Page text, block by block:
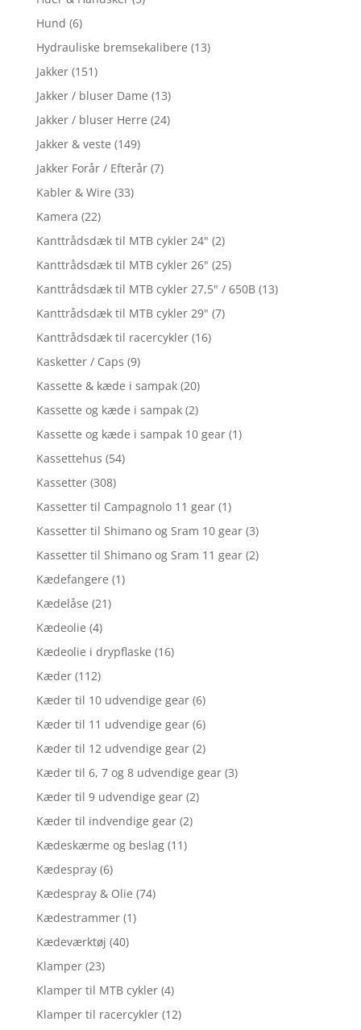
Hund (6)
Hydrauliske bremsekalibere (13)
Jakker (151)
Jakker / bluser Dame (13)
Jakker / bluser Herre (24)
Jakker & veste (149)
Jakker Forår / Efterår (7)
Kabler & Wire (33)
Kamera (22)
Kanttrådsdæk til MTB cykler 24" (2)
Kanttrådsdæk til MTB cykler 26" (25)
Kanttrådsdæk til MTB cykler 27,5" / 650B (13)
Kanttrådsdæk til MTB cykler 29" (7)
Kanttrådsdæk til racercykler (16)
Kasketter / Caps (9)
Kassette & kæde i sampak (20)
Kassette og kæde i sampak (2)
Kassette og kæde i sampak 10 gear (1)
Kassettehus (54)
Kassetter (308)
Kassetter til Campagnolo 11 gear (1)
Kassetter til Shimano og Sram 10 gear (3)
Kassetter til Shimano og Sram 11 gear (2)
Kædefangere (1)
Kædelåse (21)
Kædeolie (4)
Kædeolie i drypflaske (16)
Kæder (112)
Kæder til 10 udvendige gear (6)
Kæder til 11 udvendige gear (6)
Kæder til 12 udvendige gear (2)
Kæder til 6, 7 og 8 udvendige gear (3)
Kæder til 9 udvendige gear (2)
Kæder til indvendige gear (2)
Kædeskærme og beslag (11)
Kædespray (6)
Kædespray & Olie (74)
Kædestrammer (1)
Kædeværktøj (40)
Klamper (23)
Klamper til MTB cykler (4)
Klamper til racercykler (12)